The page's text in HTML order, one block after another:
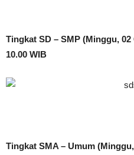
Tingkat SD – SMP (Minggu,
10.00 WIB
Tingkat SMA – Umum